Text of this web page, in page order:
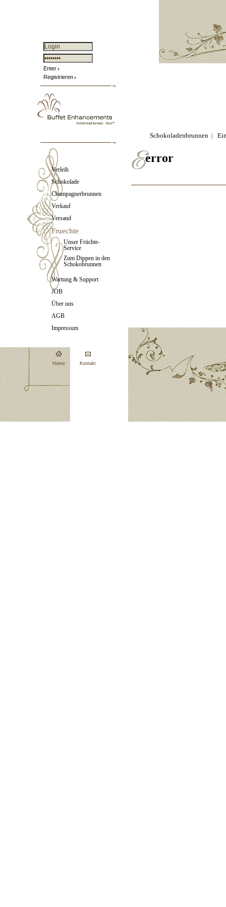
Enter
Registrieren
Verleih
Schokolade
Champagnerbrunnen
Verkauf
Versand
Fruechte
Unser Früchte-
Service
Zum Dippen in den
Schokobrunnen
Wartung & Support
JOB
Über uns
AGB
Impressum
Schokoladenbrunnen |
error
Home Kontakt